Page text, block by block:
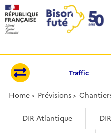
Traffic
Home Prévisions
DIR Atlantique
Cookies management panel